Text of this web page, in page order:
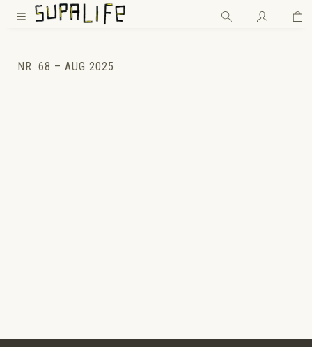
Zum Hauptinhalt springen
NR. 68 – AUG 2025